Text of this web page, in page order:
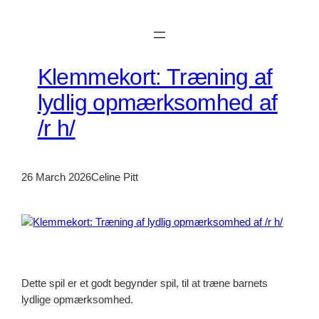
Klemmekort: Træning af
lydlig opmærksomhed af
/r h/
26 March 2026Celine Pitt
Dette spil er et godt begynder spil, til at træne barnets
lydlige opmærksomhed.